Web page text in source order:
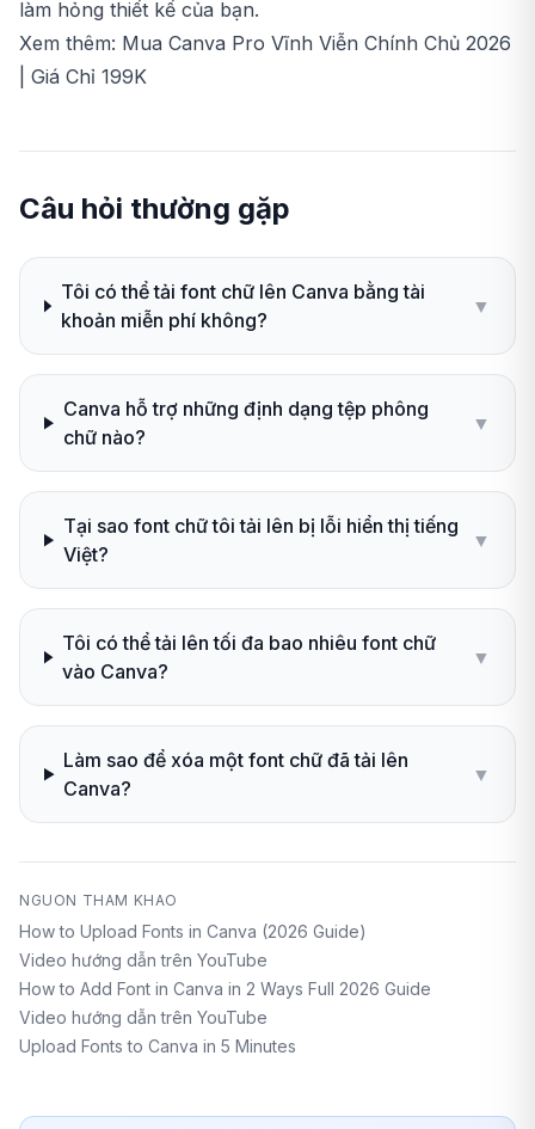
làm hỏng thiết kế của bạn.
Xem thêm: Mua Canva Pro Vĩnh Viễn Chính Chủ 2026
| Giá Chỉ 199K
Câu hỏi thường gặp
Tôi có thể tải font chữ lên Canva bằng tài
khoản miễn phí không?
▼
Canva hỗ trợ những định dạng tệp phông
chữ nào?
▼
Tại sao font chữ tôi tải lên bị lỗi hiển thị tiếng
Việt?
▼
Tôi có thể tải lên tối đa bao nhiêu font chữ
vào Canva?
▼
Làm sao để xóa một font chữ đã tải lên
Canva?
▼
NGUON THAM KHAO
How to Upload Fonts in Canva (2026 Guide)
Video hướng dẫn trên YouTube
How to Add Font in Canva in 2 Ways Full 2026 Guide
Video hướng dẫn trên YouTube
Upload Fonts to Canva in 5 Minutes